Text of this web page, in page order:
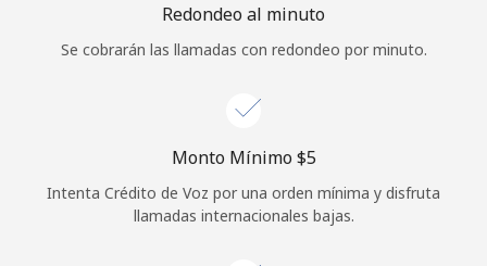
¿Olvidaste tu contraseña? →
Continuar con
Redondeo al minuto
Se cobrarán las llamadas con redondeo por minuto.
Monto Mínimo ⁦$5⁩
Intenta Crédito de Voz por una orden mínima y disfruta
llamadas internacionales bajas.